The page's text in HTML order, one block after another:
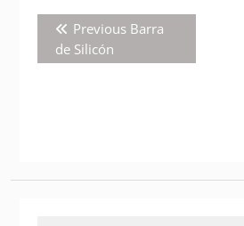
Navegación
entradas
Previous Previous
Barra
de Silicón